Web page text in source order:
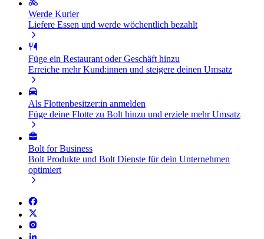
Werde Kurier
Liefere Essen und werde wöchentlich bezahlt
Füge ein Restaurant oder Geschäft hinzu
Erreiche mehr Kund:innen und steigere deinen Umsatz
Als Flottenbesitzer:in anmelden
Füge deine Flotte zu Bolt hinzu und erziele mehr Umsatz
Bolt for Business
Bolt Produkte und Bolt Dienste für dein Unternehmen
optimiert